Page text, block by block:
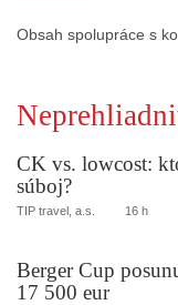
Obsah spolupráce s
CK vs. lowcost:
súboj?
TIP travel, a.s. 16 h
Berger Cup
17 500 eur